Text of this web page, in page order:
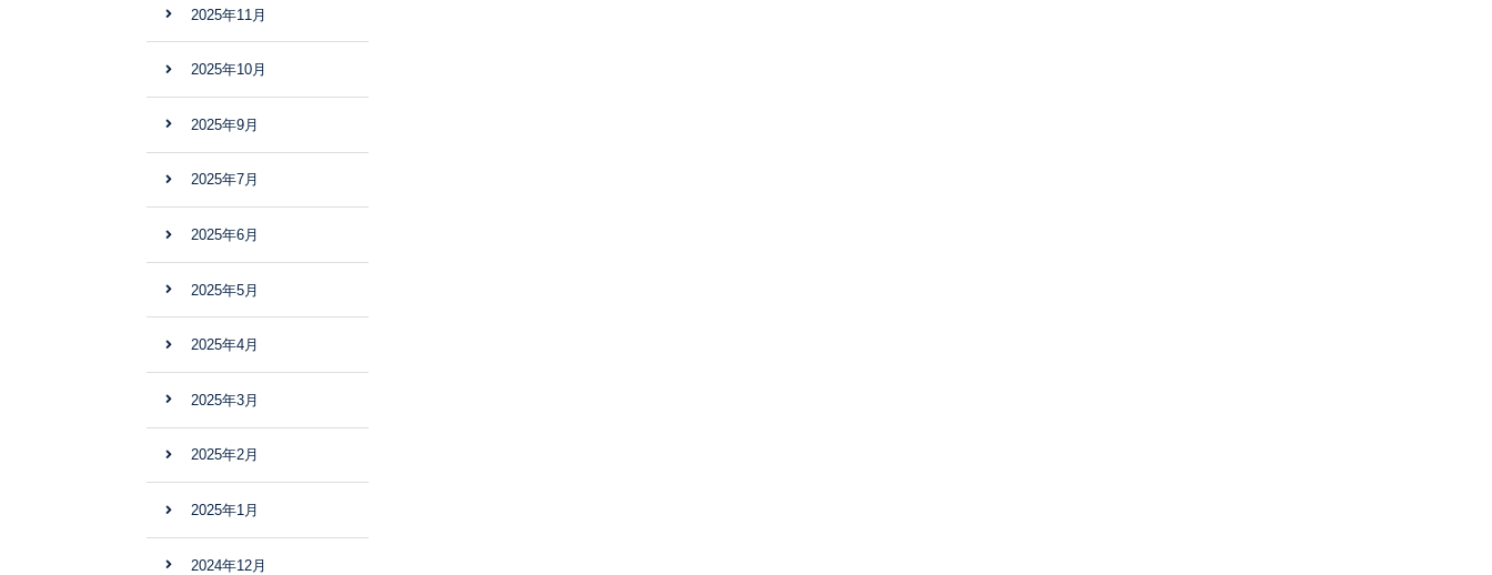
2025年11月
2025年10月
2025年9月
2025年7月
2025年6月
2025年5月
2025年4月
2025年3月
2025年2月
2025年1月
2024年12月